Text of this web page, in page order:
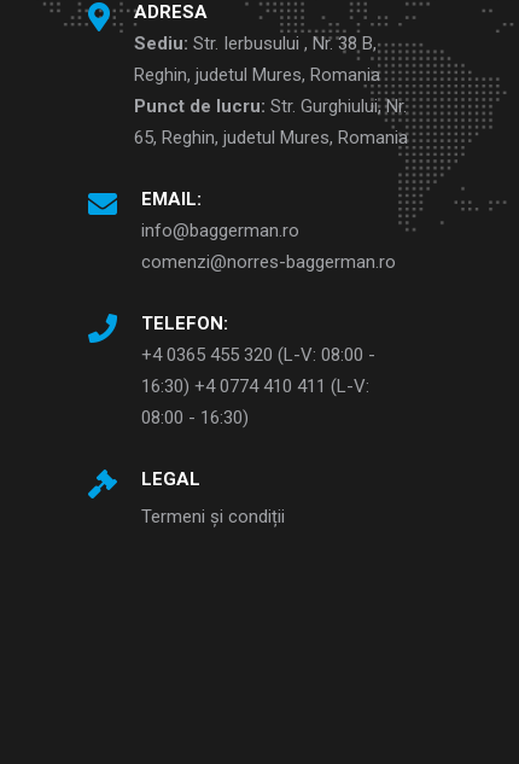
ADRESA
Sediu: Str. Ierbusului , Nr. 38 B,
Reghin, judetul Mures, Romania
Punct de lucru: Str. Gurghiului, Nr.
65, Reghin, judetul Mures, Romania
EMAIL:
info@baggerman.ro
comenzi@norres-baggerman.ro
TELEFON:
+4 0365 455 320 (L-V: 08:00 -
16:30) +4 0774 410 411 (L-V:
08:00 - 16:30)
LEGAL
Termeni și condiții